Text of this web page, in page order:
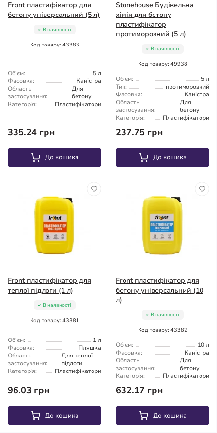
Front пластифікатор для
бетону універсальний (5 л)
В наявності
Код товару: 43383
Об'єм:
5 л
Фасовка:
Каністра
Область
застосування:
Для
бетону
Категорія:
Пластифікатори
335.24 грн
До кошика
Stonehouse Будівельна
хімія для бетону
пластифікатор
протиморозний (5 л)
В наявності
Код товару: 49938
Об'єм:
5 л
Тип:
протиморозний
Фасовка:
Каністра
Область
застосування:
Для
бетону
Категорія:
Пластифікатори
237.75 грн
До кошика
Front пластифікатор для
теплої підлоги (1 л)
В наявності
Код товару: 43381
Об'єм:
1 л
Фасовка:
Пляшка
Область
застосування:
Для теплої
підлоги
Категорія:
Пластифікатори
96.03 грн
До кошика
Front пластифікатор для
бетону універсальний (10
л)
В наявності
Код товару: 43382
Об'єм:
10 л
Фасовка:
Каністра
Область
застосування:
Для
бетону
Категорія:
Пластифікатори
632.17 грн
До кошика